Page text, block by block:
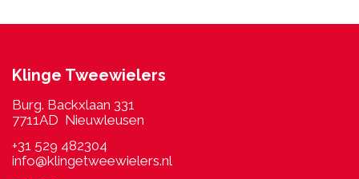
Klinge Tweewielers
Burg. Backxlaan 331
7711AD Nieuwleusen
+31 529 482304
info@klingetweewielers.nl